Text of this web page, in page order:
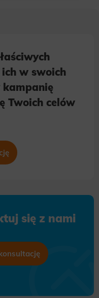
w swoich
Twoich celów
się z nami